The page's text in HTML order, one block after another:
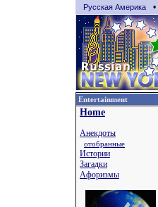
Русская Америка •
Entertainment
Home
Анекдоты
отобранные
Истории
Загадки
Афоризмы